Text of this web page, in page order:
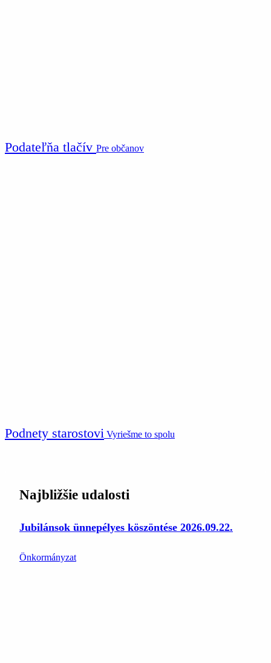
Podateľňa tlačív Pre občanov
Podnety starostovi Vyriešme to spolu
Najbližšie udalosti
Jubilánsok ünnepélyes köszöntése 2026.09.22.
Önkormányzat